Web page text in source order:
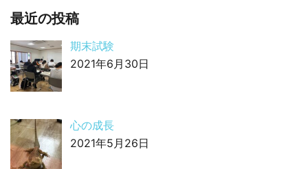
最近の投稿
期末試験
2021年6月30日
心の成長
2021年5月26日